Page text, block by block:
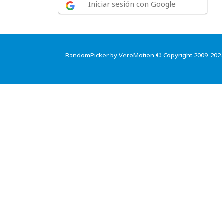
Iniciar sesión con Google
RandomPicker by VeroMotion © Copyright 2009-